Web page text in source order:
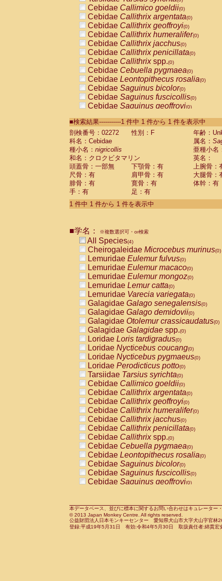
Cebidae Callimico goeldii(0)
Cebidae Callithrix argentata(0)
Cebidae Callithrix geoffroyi(0)
Cebidae Callithrix humeralifer(0)
Cebidae Callithrix jacchus(0)
Cebidae Callithrix penicillata(0)
Cebidae Callithrixspp.(0)
Cebidae Cebuella pygmaea(0)
Cebidae Leontopithecus rosalia(0)
Cebidae Saguinus bicolor(0)
Cebidae Saguinus fuscicollis(0)
Cebidae Saguinus geoffroyi(0)
CebidaeSaguinus labiatus(0)
Cebidae Saguinus leucopus (0)
Cebidae
CebidaeSaguinus mystax
CebidaeSaguinus nigricollis (1)
Cebidae Saguinus oedipus
Cebidae Saguinus weddelli
Cebidae Saguinusspp.
Cebidae Aotus trivirgatus
Cebidae Cebus albifrons
CebidaeCebus nigrivittatus
CebidaeCebus
CebidaeSaimiri boliviensis(0)
CebidaeSaimiri sciureus(0)
AtelidaeAlouatta caraya(0)
AtelidaeAlouatta fusca(0)
AtelidaeAlouatta seniculus
AtelidaeAlouattaspp.(0)
AtelidaeAteles belzebuth(0)
AtelidaeAteles geoffroyi(0)
AtelidaeAteles paniscus(0)
AtelidaeAtelesspp.(0)
Atelidae Lagothrix lagothricha
AtelidaeLagothrix lagothricha cana
PitheciidaeCacajao calvus
PitheciidaeCallicebus cupreus
PitheciidaeCallicebus donacophilus
PitheciidaeCallicebus moloch
PitheciidaeCallicebus torquatus
PitheciidaeCallicebusspp.(0)
PitheciidaeChiropotes satanas(0)
PitheciidaePithecia monachus
PitheciidaePithecia pithecia(0)
CercopithecidaeCercocebus agilis
CercopithecidaeCercocebus
CercopithecidaeCercocebus
CercopithecidaeCercocebus
CercopithecidaeCercocebus
CercopithecidaeCercocebushybrid
CercopithecidaePapio anubis(0)
CercopithecidaePapio cynocephalus
CercopithecidaePapio hamadryas(0)
■検索結果-----------1 件中 1 件から 1 件を表示中
剖検番号：02272
性別：F
年齢：
科名：Cebidae
属名：
種小名： nigricollis
亜種小名
和名：クロクビタマリン
英名：
頭蓋骨：一部無
下顎骨：有
上腕骨：
尺骨：有
肩甲骨：有
大腿骨：
腓骨：有
寛骨：有
体幹：有
手：有
足：有
1 件中 1 件から 1 件を表示中
■学名： ※複数選択可・or検索
All Species(4)
Cheirogaleidae Microcebus murinus(0)
Lemuridae Eulemur fulvus(0)
Lemuridae Eulemur macaco(0)
Lemuridae Eulemur mongoz(0)
Lemuridae Lemur catta(0)
Lemuridae Varecia variegata(0)
Galagidae Galago senegalensis(0)
Galagidae Galago demidovii(0)
Galagidae Otolemur crassicaudatus(0)
Galagidae Galagidae spp.(0)
Loridae Loris tardigradus(0)
Loridae Nycticebus coucang(0)
Loridae Nycticebus pygmaeus(0)
Loridae Perodicticus potto(0)
Tarsiidae Tarsius syrichta(0)
Cebidae Callimico goeldii(0)
Cebidae Callithrix argentata(0)
Cebidae Callithrix geoffroyi(0)
Cebidae Callithrix humeralifer(0)
Cebidae Callithrix jacchus(0)
Cebidae Callithrix penicillata(0)
Cebidae Callithrixspp.(0)
Cebidae Cebuella pygmaea(0)
Cebidae Leontopithecus rosalia(0)
Cebidae Saguinus bicolor(0)
Cebidae Saguinus fuscicollis(0)
Cebidae Saguinus geoffroyi(0)
CebidaeSaguinus leucopus(0)
CebidaeSaguinus midas(0)
Cebidae Saguinus mystax(0)
本データベース、並びに標本に関するお問い合わせはキュレータ
© 2013 Japan Monkey Centre. All rights reserved.
公益財団法人日本モンキーセンター 愛知県犬山市大字犬山字官
登録:平成19年5月31日 有効:令和4年5月30日 取扱責任者:綿貫宏